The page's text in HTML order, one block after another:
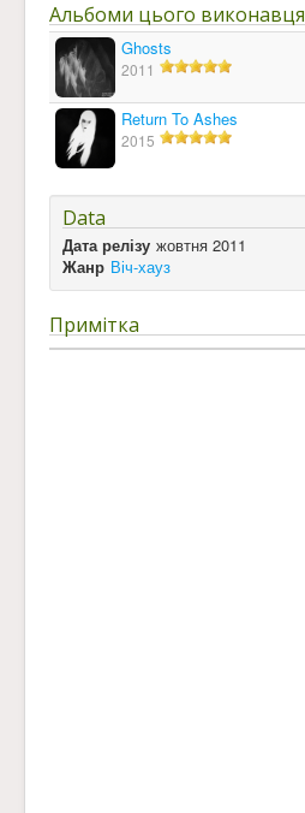
Альбоми цього виконавця
Ghosts
2011
Return To Ashes
2015
Data
Дата релізу жовтня 2011
Жанр Віч-хауз
Примітка